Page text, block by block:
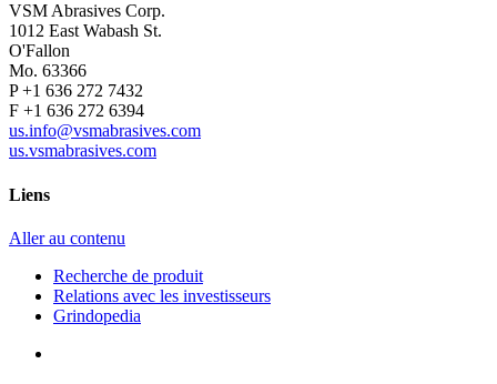
VSM Abrasives Corp.
1012 East Wabash St.
O'Fallon
Mo. 63366
P +1 636 272 7432
F +1 636 272 6394
us.info@vsmabrasives.com
us.vsmabrasives.com
Liens
Aller au contenu
Recherche de produit
Relations avec les investisseurs
Grindopedia